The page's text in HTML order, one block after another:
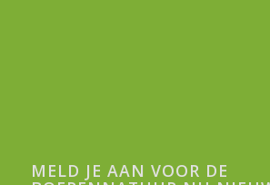
MELD JE AAN VOOR DE